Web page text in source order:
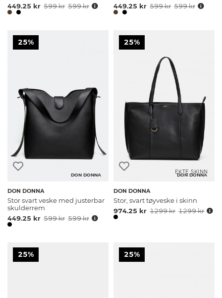
449.25 kr 599 kr 599 kr
449.25 kr 599 kr 599 kr
25%
DON DONNA
DON DONNA
Stor svart veske med justerbar
skulderrem
449.25 kr 599 kr 599 kr
25%
DON DONNA
EKTE SKINN
DON DONNA
Stor, svart tøyveske i skinn
974.25 kr 1299 kr 1299 kr
25% 25%